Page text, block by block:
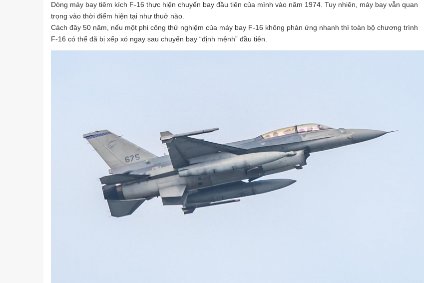
Dòng máy bay tiêm kích F-16 thực hiện chuyến bay đầu tiên của mình vào năm 1974. Tuy nhiên, máy bay vẫn quan
trọng vào thời điểm hiện tại như thuở nào.
Cách đây 50 năm, nếu một phi công thử nghiệm của máy bay F-16 không phản ứng nhanh thì toàn bộ chương trình
F-16 có thể đã bị xếp xó ngay sau chuyến bay “định mệnh” đầu tiên.